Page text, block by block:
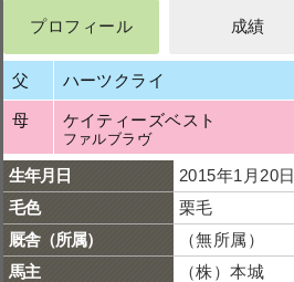
プロフィール 成績
父 ハーツクライ
母 ケイティーズベスト
ファルブラヴ
生年月日
2015年1月20日
毛色
栗毛
厩舎（所属）
（無所属）
馬主
（株）本城